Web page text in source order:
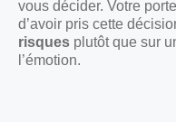
vous décider. Votre
d’avoir pris cette
risques plutôt que sur
l’émotion.